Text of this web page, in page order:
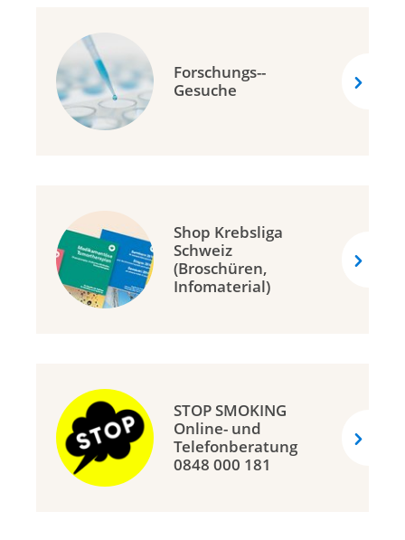
Forschungs-­
Gesuche
Shop Krebsliga
Schweiz
(Broschüren,
Infomaterial)
STOP SMOKING
Online- und
Telefonberatung
0848 000 181